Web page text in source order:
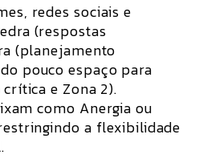
redes sociais e
(respostas
(planejamento
pouco espaço para
e Zona 2).
como Anergia ou
a flexibilidade